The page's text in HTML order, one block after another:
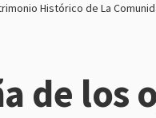
Histórico de La
de los